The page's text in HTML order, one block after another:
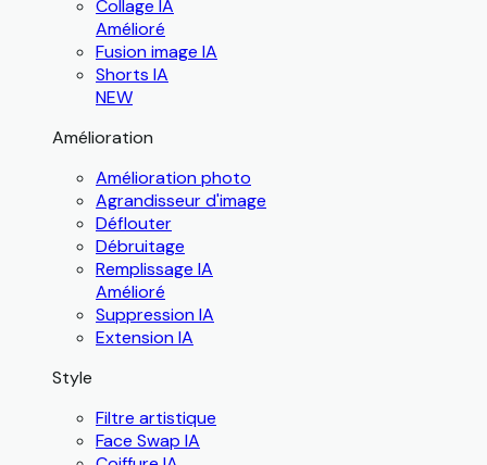
Collage IA
Amélioré
Fusion image IA
Shorts IA
NEW
Amélioration
Amélioration photo
Agrandisseur d'image
Déflouter
Débruitage
Remplissage IA
Amélioré
Suppression IA
Extension IA
Style
Filtre artistique
Face Swap IA